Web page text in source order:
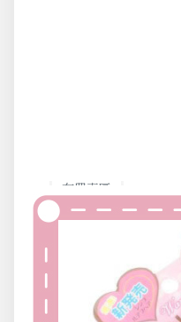
布置專區
旅行實用好物